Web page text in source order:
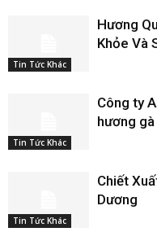
Tin Tức Khác
Hương
Khỏe Và
Tin Tức Khác
Công ty
hương
Tin Tức Khác
Chiết
Dương